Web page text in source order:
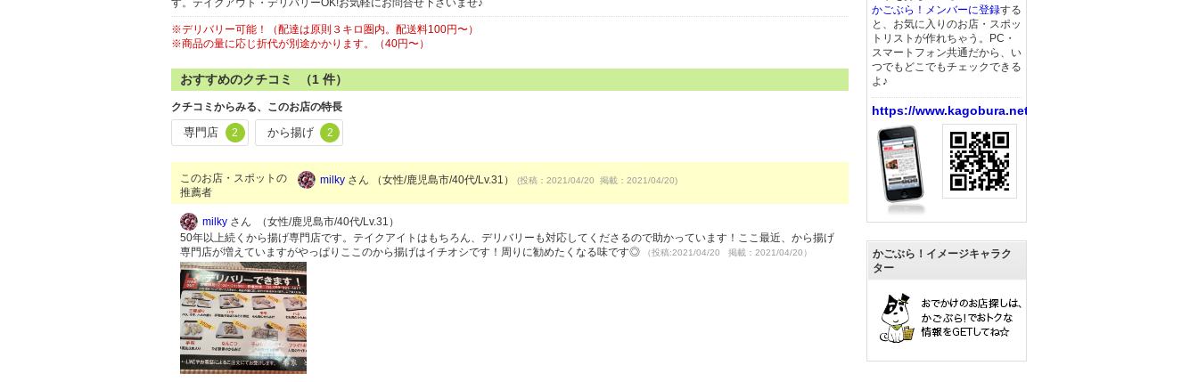
す。テイクアウト・デリバリーOK!お気軽にお問合せ下さいませ♪
※デリバリー可能！（配達は原則３キロ圏内。配送料100円〜）
※商品の量に応じ折代が別途かかります。（40円〜）
おすすめのクチコミ （1 件）
クチコミからみる、このお店の特長
専門店 2 から揚げ 2
このお店・スポットの
推薦者
milky さん （女性/鹿児島市/40代/Lv.31） (投稿：2021/04/20 掲載：2021/04/20)
milky さん （女性/鹿児島市/40代/Lv.31）
50年以上続くから揚げ専門店です。テイクアイトはもちろん、デリバリーも対応してくださるので助かっています！ここ最近、から揚げ
専門店が増えていますがやっぱりここのから揚げはイチオシです！周りに勧めたくなる味です◎
（投稿:2021/04/20 掲載：2021/04/20）
かごぶら！メンバーに登録する
と、お気に入りのお店・スポッ
トリストが作れちゃう。PC・
スマートフォン共通だから、い
つでもどこでもチェックできる
よ♪
https://www.kagobura.net/
かごぶら！イメージキャラク
ター